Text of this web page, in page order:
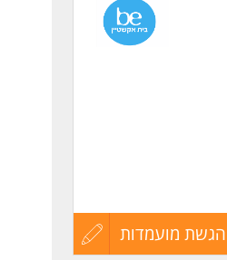
הגשת מועמדות
עדכון